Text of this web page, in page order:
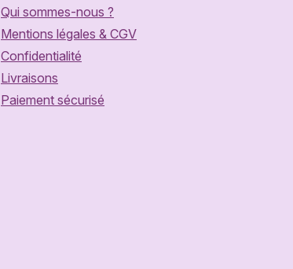
Qui sommes-nous ?
Mentions légales & CGV
Confidentialité
Livraisons
Paiement sécurisé